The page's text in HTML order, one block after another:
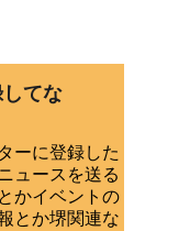
てな
ーに登録した
ュースを送る
かイベントの
とか堺関連な